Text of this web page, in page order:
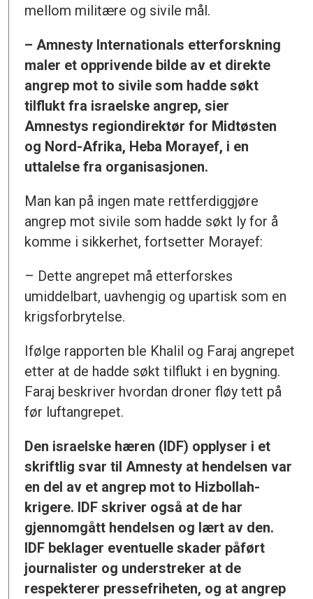
mellom militære og sivile mål.
– Amnesty Internationals etterforskning
maler et opprivende bilde av et direkte
angrep mot to sivile som hadde søkt
tilflukt fra israelske angrep, sier
Amnestys regiondirektør for Midtøsten
og Nord-Afrika, Heba Morayef, i en
uttalelse fra organisasjonen.
Man kan på ingen mate rettferdiggjøre
angrep mot sivile som hadde søkt ly for å
komme i sikkerhet, fortsetter Morayef:
– Dette angrepet må etterforskes
umiddelbart, uavhengig og upartisk som en
krigsforbrytelse.
Ifølge rapporten ble Khalil og Faraj angrepet
etter at de hadde søkt tilflukt i en bygning.
Faraj beskriver hvordan droner fløy tett på
før luftangrepet.
Den israelske hæren (IDF) opplyser i et
skriftlig svar til Amnesty at hendelsen var
en del av et angrep mot to Hizbollah-
krigere. IDF skriver også at de har
gjennomgått hendelsen og lært av den.
IDF beklager eventuelle skader påført
journalister og understreker at de
respekterer pressefriheten, og at angrep